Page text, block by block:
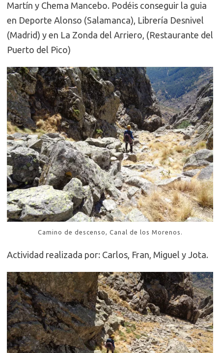
Martín y Chema Mancebo. Podéis conseguir la guia
en Deporte Alonso (Salamanca), Librería Desnivel
(Madrid) y en La Zonda del Arriero, (Restaurante del
Puerto del Pico)
Camino de descenso, Canal de los Morenos.
Actividad realizada por: Carlos, Fran, Miguel y Jota.